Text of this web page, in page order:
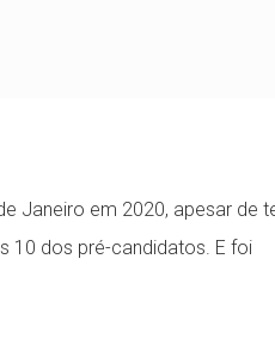
Janeiro em 2020, apesar de
10 dos pré-candidatos. E foi